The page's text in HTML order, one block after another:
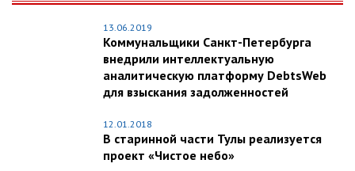
13.06.2019
Коммунальщики Санкт-Петербурга
внедрили интеллектуальную
аналитическую платформу DebtsWeb
для взыскания задолженностей
12.01.2018
В старинной части Тулы реализуется
проект «Чистое небо»